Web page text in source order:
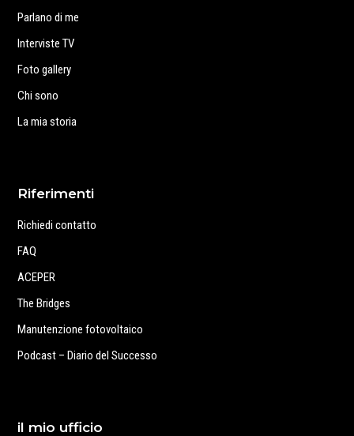
Parlano di me
Interviste TV
Foto gallery
Chi sono
La mia storia
Riferimenti
Richiedi contatto
FAQ
ACEPER
The Bridges
Manutenzione fotovoltaico
Podcast – Diario del Successo
il mio ufficio